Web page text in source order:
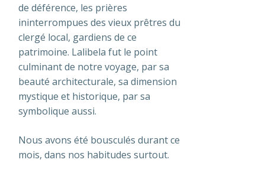
de déférence, les prières
ininterrompues des vieux prêtres du
clergé local, gardiens de ce
patrimoine. Lalibela fut le point
culminant de notre voyage, par sa
beauté architecturale, sa dimension
mystique et historique, par sa
symbolique aussi.
Nous avons été bousculés durant ce
mois, dans nos habitudes surtout.